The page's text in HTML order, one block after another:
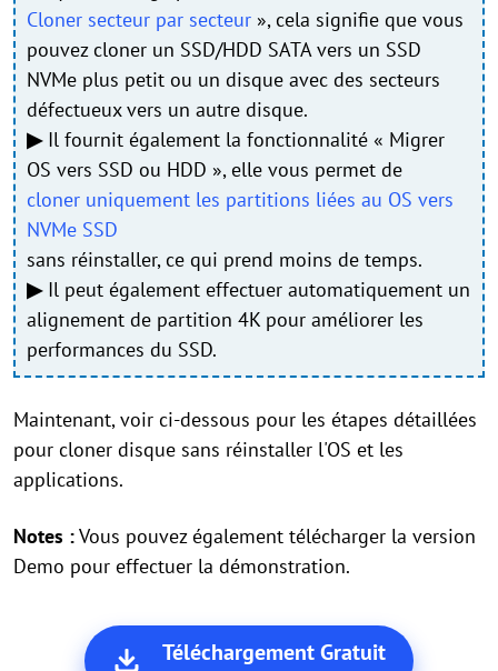
Cloner secteur par secteur », cela signifie que vous
pouvez cloner un SSD/HDD SATA vers un SSD
NVMe plus petit ou un disque avec des secteurs
défectueux vers un autre disque.
▶Il fournit également la fonctionnalité « Migrer
OS vers SSD ou HDD », elle vous permet de
cloner uniquement les partitions liées au OS vers
NVMe SSD
sans réinstaller, ce qui prend moins de temps.
▶Il peut également effectuer automatiquement un
alignement de partition 4K pour améliorer les
performances du SSD.
Maintenant, voir ci-dessous pour les étapes détaillées
pour cloner disque sans réinstaller l'OS et les
applications.
Notes :Vous pouvez également télécharger la version
Demo pour effectuer la démonstration.
Téléchargement Gratuit